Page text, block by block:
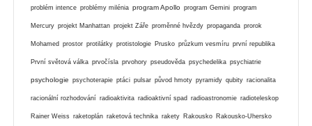
problém intence problémy milénia program Apollo program Gemini program
Mercury projekt Manhattan projekt Záře proměnné hvězdy propaganda prorok
Mohamed prostor protilátky protistologie Prusko průzkum vesmíru první republika
První světová válka prvočísla prvohory pseudověda psychedelika psychiatrie
psychologie psychoterapie ptáci pulsar původ hmoty pyramidy qubity racionalita
racionální rozhodování radioaktivita radioaktivní spad radioastronomie radioteleskop
Rainer Weiss raketoplán raketová technika rakety Rakousko Rakousko-Uhersko